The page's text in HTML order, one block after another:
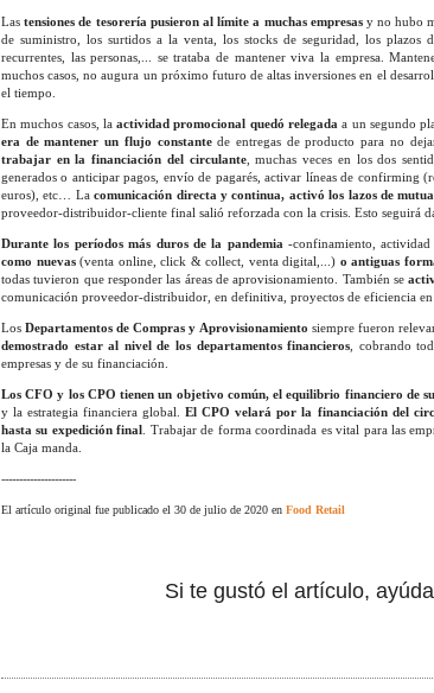
Lastensiones de tesorería pusieron al límite a muchas empresasy no hubo
de suministro, los surtidos a la venta, los stocks de seguridad, los plazos
recurrentes, las personas,... se trataba de mantener viva la empresa.
muchos casos, no augura un próximo futuro de altas inversiones en el
el tiempo.
En muchos casos, laactividad promocional quedó relegada a un segundo
era de mantener un flujo constantede entregas de producto para no
trabajar en la financiación del circulante, muchas veces en los dos
generados o anticipar pagos, envío de pagarés, activar líneas de confirming
euros), etc… Lacomunicación directa y continua, activó los lazos de
proveedor-distribuidor-cliente final salió reforzada con la crisis. Esto seguirá
Durante los períodos más duros de la pandemia -confinamiento,
como nuevas(venta online, click & collect, venta digital,...) o antiguas
todas tuvieron que responder las áreas de aprovisionamiento. También se
comunicación proveedor-distribuidor, en definitiva, proyectos de eficiencia en
LosDepartamentos de Compras y Aprovisionamiento siempre fueron
demostrado estar al nivel de los departamentos financieros , cobrando
empresas y de su financiación.
Los CFO y los CPO tienen un objetivo común, el equilibrio financiero de
y la estrategia financiera global.El CPO velará por la financiación del
hasta su expedición final
. Trabajar de forma coordinada es vital para las
la Caja manda.
---------------------
El artículo original fue publicado el 30 de julio de 2020 en Food Retail
Si te gustó el artículo,